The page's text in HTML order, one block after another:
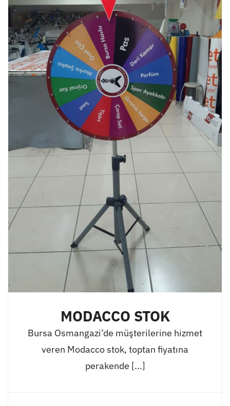
MODACCO STOK
Bursa Osmangazi’de müşterilerine hizmet
veren Modacco stok, toptan fiyatına
perakende [...]